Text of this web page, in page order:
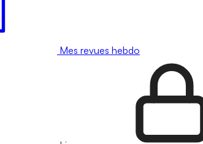
Mes revues hebdo